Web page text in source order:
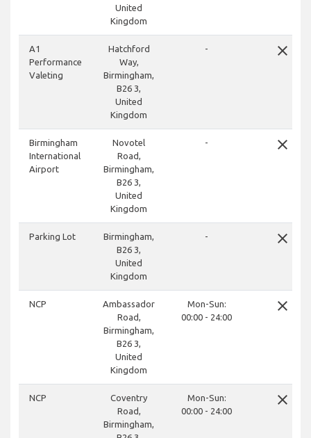
United
Kingdom
A1
Performance
Valeting
Hatchford
Way,
Birmingham,
B26 3,
United
Kingdom
- close
Birmingham
International
Airport
Novotel
Road,
Birmingham,
B26 3,
United
Kingdom
- close
Parking Lot
Birmingham,
B26 3,
United
Kingdom
- close
NCP
Ambassador
Road,
Birmingham,
B26 3,
United
Kingdom
Mon-Sun:
00:00 - 24:00
close
NCP
Coventry
Road,
Birmingham,
Mon-Sun:
00:00 - 24:00
close